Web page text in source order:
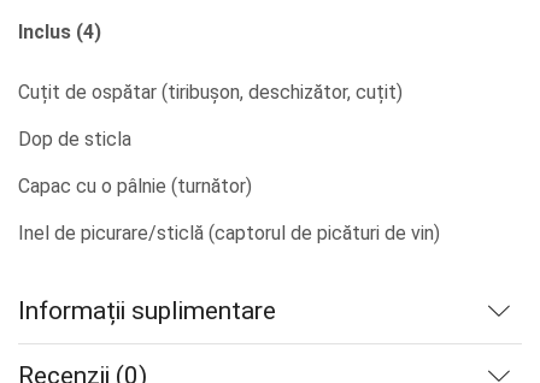
Inclus (4)
Cuțit de ospătar (tiribușon, deschizător, cuțit)
Dop de sticla
Capac cu o pâlnie (turnător)
Inel de picurare/sticlă (captorul de picături de vin)
Informații suplimentare
Recenzii (0)